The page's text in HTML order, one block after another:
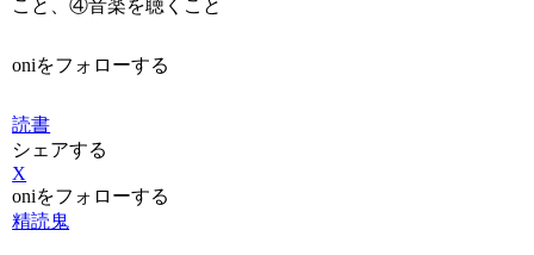
こと、④音楽を聴くこと
oniをフォローする
読書
シェアする
X
oniをフォローする
精読鬼